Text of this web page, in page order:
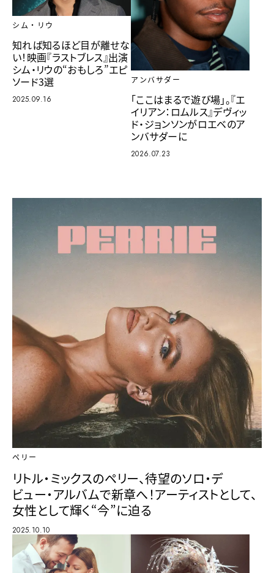
シム・リウ
知れば知るほど目が離せな
い！映画『ラストブレス』出演
シム・リウの“おもしろ”エピ
ソード3選
2025.09.16
アンバサダー
「ここはまるで遊び場」。『エ
イリアン：ロムルス』デヴィッ
ド・ジョンソンがロエベのア
ンバサダーに
2026.07.23
ペリー
リトル・ミックスのペリー、待望のソロ・デ
ビュー・アルバムで新章へ！アーティストとして、
女性として輝く“今”に迫る
2025.10.10